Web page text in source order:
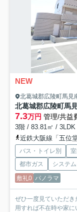
NEW
北葛城郡広陵町馬見
北葛城郡広陵町馬
7.3万円 管理/共益
3階 / 83.81㎡ /
近鉄大阪線「五位
バス・トイレ別
都市ガス
システ
敷礼0 パノラマ
ぜひ一度見ていただ
用すれば不在時や家